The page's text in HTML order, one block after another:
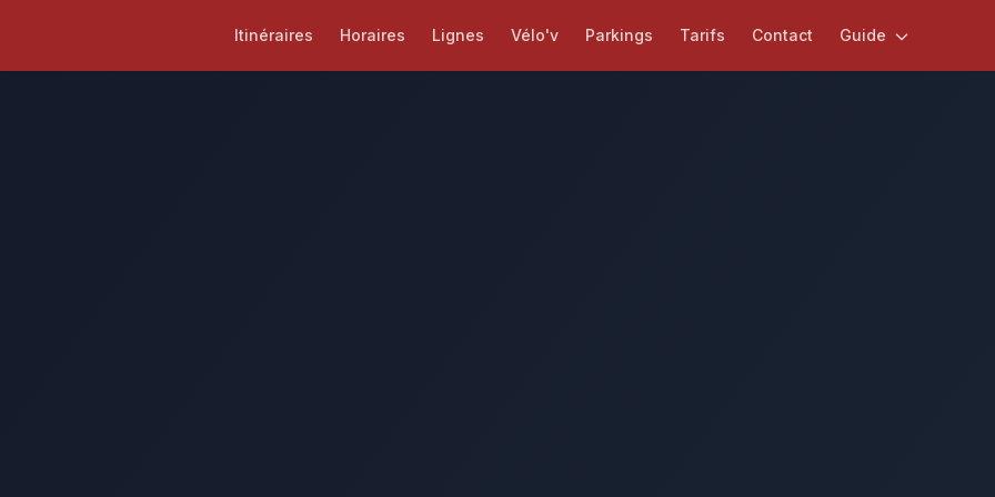
Itinéraires Horaires Lignes Vélo'v Parkings Tarifs Contact Guide